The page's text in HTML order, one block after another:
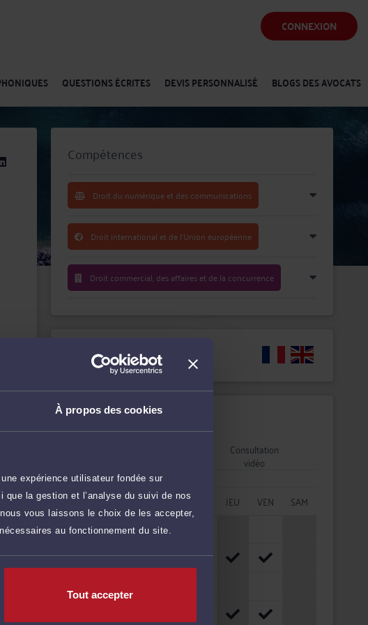
À propos des cookies
expérience utilisateur fondée sur
la gestion et l’analyse du suivi de nos
vous laissons le choix de les accepter,
au fonctionnement du site.
Tout accepter
CONNEXION
QUESTIONS ÉCRITES DEVIS PERSONNALISÉ BLOGS DES AVOCATS
Compétences
Droit du numérique et des communications
Droit international et de l'Union européenne
Droit commercial, des affaires et de la concurrence
Langues
Disponibilités
Consultation
vidéo
HORAIRES LUN MAR JEU VEN
SAM
08h - 10h
10h - 12h